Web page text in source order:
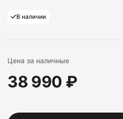
В наличии
Цена за наличные
38 990 ₽